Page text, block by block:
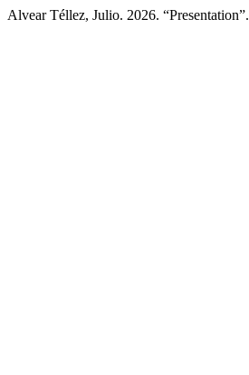
Alvear Téllez, Julio. 2026. “Presentation”.